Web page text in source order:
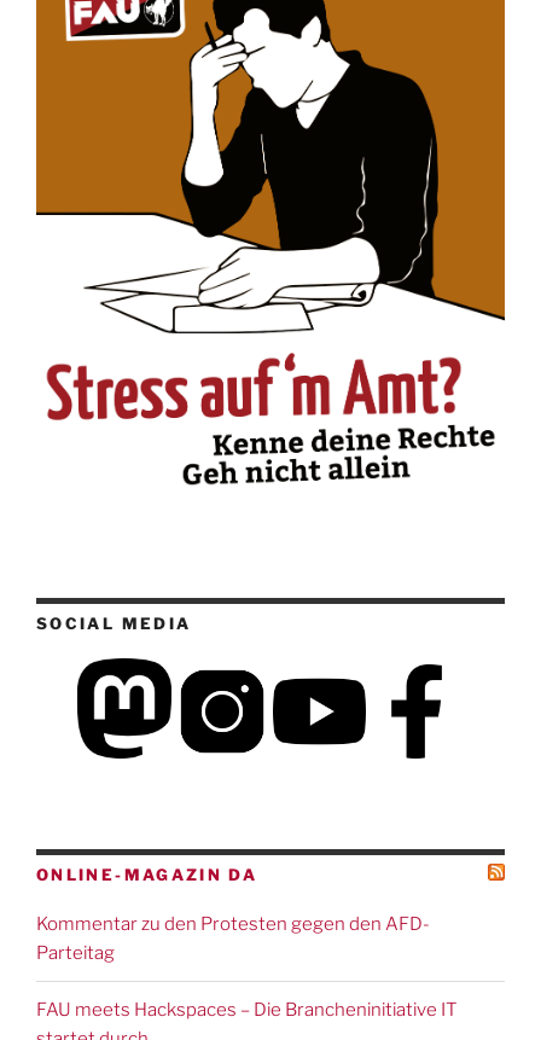
SOCIAL MEDIA
ONLINE-MAGAZIN DA
Kommentar zu den Protesten gegen den AFD-
Parteitag
FAU meets Hackspaces – Die Brancheninitiative IT